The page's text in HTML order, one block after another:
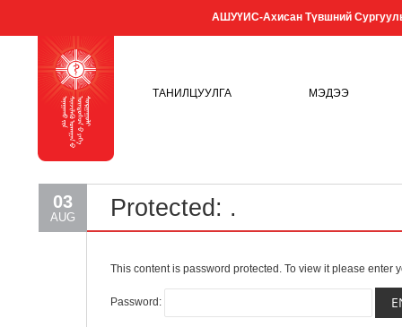
АШУҮИС-Ахисан Түвшний
ТАНИЛЦУУЛГА МЭДЭЭ
03
AUG Protected: .
This content is password protected. To view it please enter
Password: